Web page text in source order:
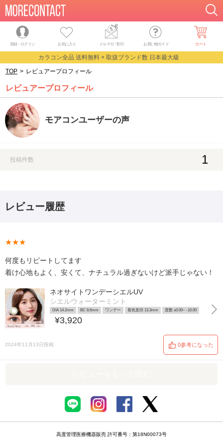
登録・ログイン お気に入り メルマガ・割引 お買い物ガイド カート
カラコン全品 送料無料 × 取扱ブランド数 日本最大級
TOP > レビュアープロフィール
レビュアープロフィール
モアコンユーザーの声
投稿件数 1
レビュー履歴
★★★
何度もリピートしてます
着け心地もよく、安くて、ナチュラル過ぎないけど派手じゃない！
ネオサイトワンデーシエルUV
シエルウォーターミント
DIA 14.2mm BC 8.6mm ワンデー 着色直径 13.3mm 度数 ±0.00~ -10.00
¥3,920
2024年11月13日投稿 0参考になった
高度管理医療機器販売 許可番号：第18N00073号